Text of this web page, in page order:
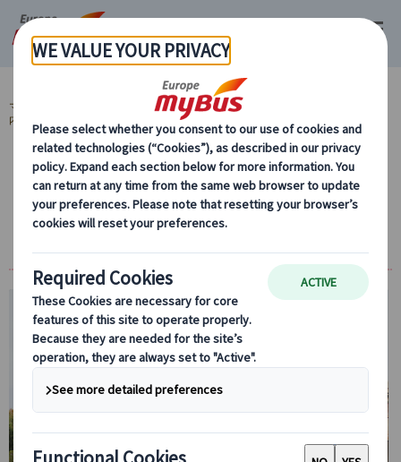
マイバス・ヨーロッパ ギリシャ (4) アテネ (4)
内観光 (2)
【プライベート】アクロポリスとアクロポリ
ス博物館をご案内！午前観光 （入場券、日